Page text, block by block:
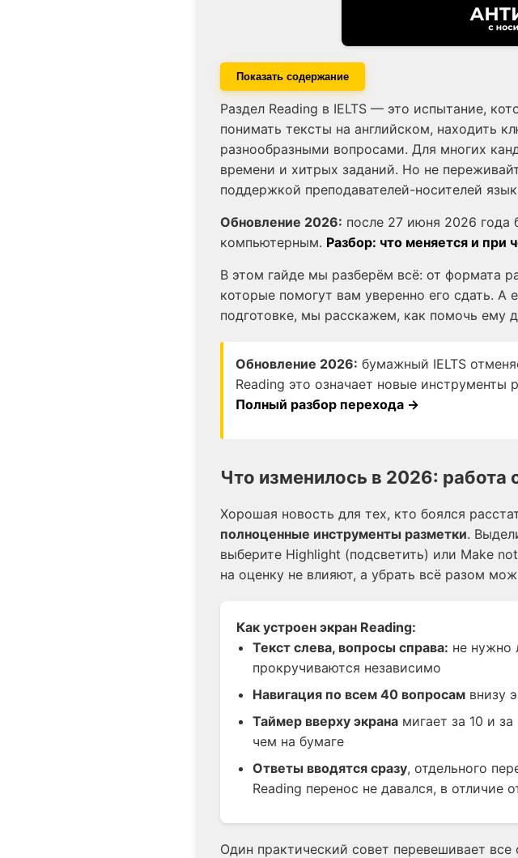
Показать содержание
Раздел Reading в IELTS — это испытание,
понимать тексты на английском, находить
разнообразными вопросами. Для многих
времени и хитрых заданий. Но не
поддержкой преподавателей-носителей
Обновление 2026: после 27 июня 2026 года
компьютерным. Разбор: что меняется и
В этом гайде мы разберём всё: от формата
которые помогут вам уверенно его сдать.
подготовке, мы расскажем, как помочь ему
Обновление 2026: бумажный IELTS
Reading это означает новые
Полный разбор перехода →
Что изменилось в 2026: работа
Хорошая новость для тех, кто боялся
полноценные инструменты разметки.
выберите Highlight (подсветить) или Make
на оценку не влияют, а убрать всё разом
Как устроен экран Reading:
Текст слева, вопросы справа: не нужно
прокручиваются независимо
Навигация по всем 40 вопросам внизу
Таймер вверху экрана мигает за 10 и
чем на бумаге
Ответы вводятся сразу, отдельного
Reading перенос не давался, в отличие
Один практический совет перевешивает все